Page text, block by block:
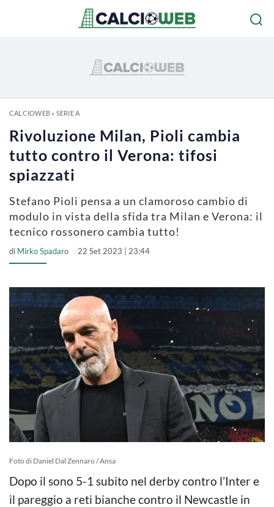
CALCIOWEB» SERIE A
Rivoluzione Milan, Pioli cambia
tutto contro il Verona: tifosi
spiazzati
Stefano Pioli pensa a un clamoroso cambio di
modulo in vista della sfida tra Milan e Verona: il
tecnico rossonero cambia tutto!
di Mirko Spadaro 22 Set 2023 | 23:44
Foto di Daniel Dal Zennaro / Ansa
Dopo il sono 5-1 subito nel derby contro l’Inter e
il pareggio a reti bianche contro il Newcastle in